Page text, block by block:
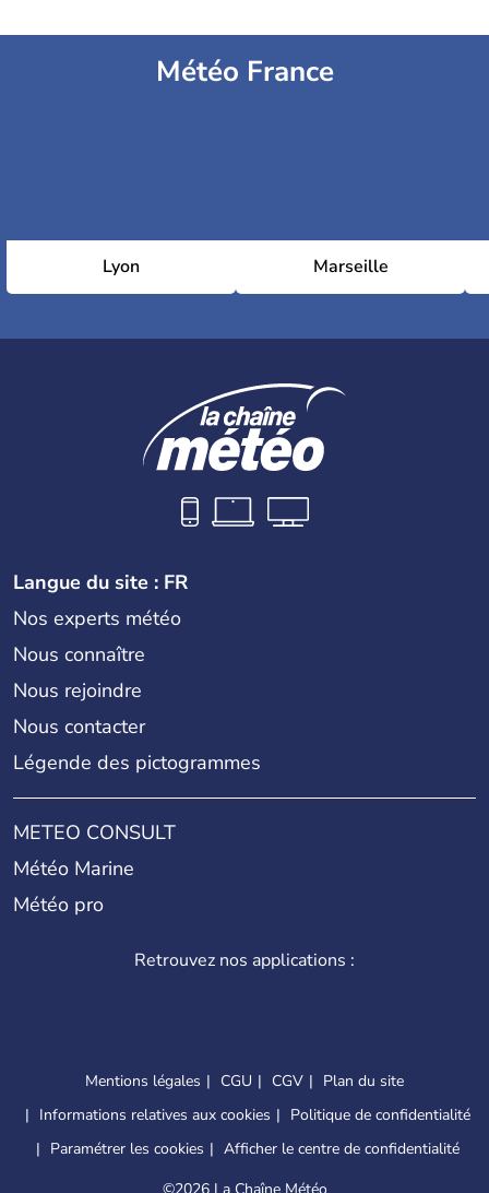
Météo France
Lyon Marseille
Langue du site : FR
Nos experts météo
Nous connaître
Nous rejoindre
Nous contacter
Légende des pictogrammes
METEO CONSULT
Météo Marine
Météo pro
Retrouvez nos applications :
Mentions légales CGU CGV
Plan du site
Informations relatives aux cookies
Politique de confidentialité
Paramétrer les cookies
Afficher le centre de confidentialité